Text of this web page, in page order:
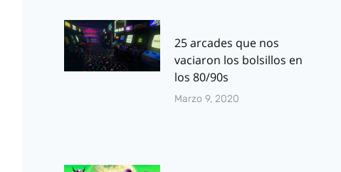
25 arcades que nos
vaciaron los bolsillos en
los 80/90s
Marzo 9, 2020